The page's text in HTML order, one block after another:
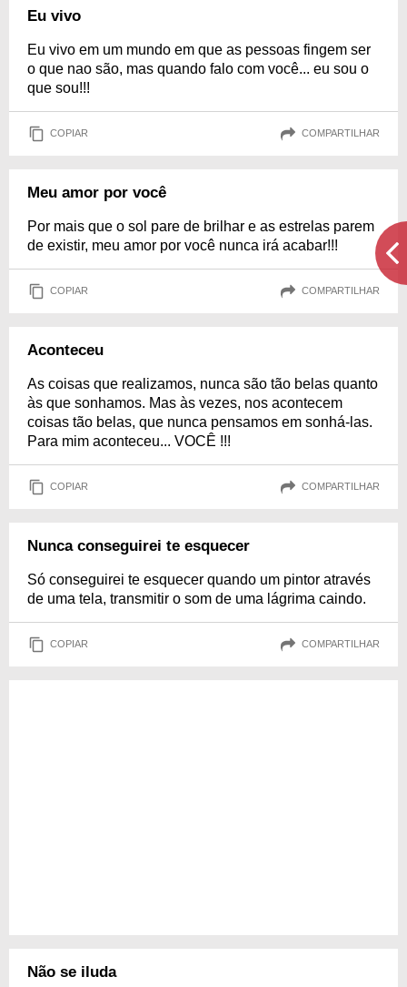
Eu vivo
Eu vivo em um mundo em que as pessoas fingem ser
o que nao são, mas quando falo com você... eu sou o
que sou!!!
COPIAR COMPARTILHAR
Meu amor por você
Por mais que o sol pare de brilhar e as estrelas parem
de existir, meu amor por você nunca irá acabar!!!
COPIAR COMPARTILHAR
Aconteceu
As coisas que realizamos, nunca são tão belas quanto
às que sonhamos. Mas às vezes, nos acontecem
coisas tão belas, que nunca pensamos em sonhá-las.
Para mim aconteceu... VOCÊ !!!
COPIAR COMPARTILHAR
Nunca conseguirei te esquecer
Só conseguirei te esquecer quando um pintor através
de uma tela, transmitir o som de uma lágrima caindo.
COPIAR COMPARTILHAR
Não se iluda